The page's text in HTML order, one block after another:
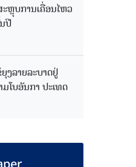
ຫຼຸບການເຄື່ອນໄຫວ
ປີ
ງລາຍລະບາດຢູ່
ໂບ​ອັນກາ ປະເທດ